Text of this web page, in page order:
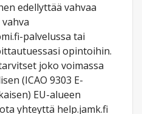
edellyttää vahvaa
palvelussa tai
opintoihin.
joko voimassa
(ICAO 9303 E-
EU-alueen
yhteyttä help.jamk.fi